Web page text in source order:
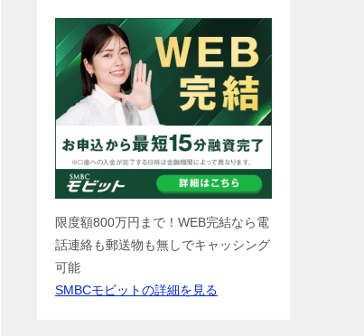
限度額800万円まで！WEB完結なら電
話連絡も郵送物も無しでキャッシング
可能
SMBCモビットの詳細を見る